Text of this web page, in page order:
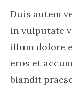
Duis autem
in vulputate
illum dolore
eros et
blandit